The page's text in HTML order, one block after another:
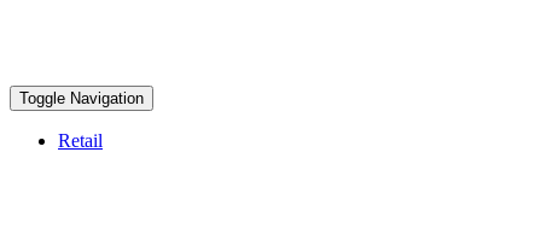
Toggle Navigation
Retail